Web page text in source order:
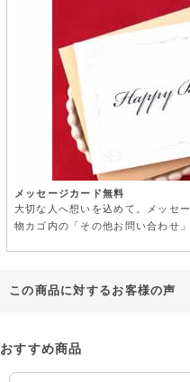
メッセージカード無料
大切な人へ想いを込めて。メッセ
物カゴ内の「その他お問い合わせ
この商品に対するお客様の声
おすすめ商品